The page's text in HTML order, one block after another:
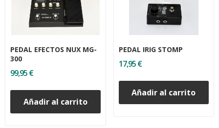
PEDAL EFECTOS NUX MG-
300
99,95 €
Añadir al carrito
PEDAL IRIG STOMP
17,95 €
Añadir al carrito